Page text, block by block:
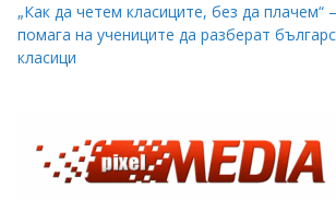
„Как да четем класиците, без да плачем“
помага на учениците да разберат
класици